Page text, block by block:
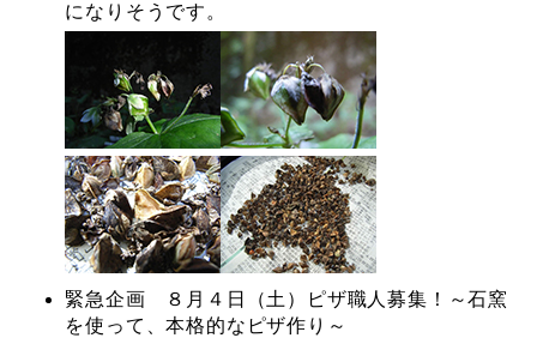
になりそうです。
緊急企画 ８月４日（土）ピザ職人募集！～石窯
を使って、本格的なピザ作り～